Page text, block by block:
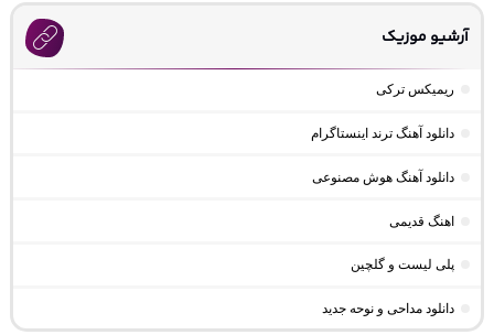
آرشیو موزیک
ریمیکس ترکی
دانلود آهنگ ترند اینستاگرام
دانلود آهنگ هوش مصنوعی
اهنگ قدیمی
پلی لیست و گلچین
دانلود مداحی و نوحه جدید